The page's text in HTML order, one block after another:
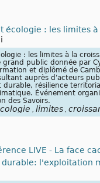
écologie : les limites
: les limites à la
grand public donnée par
et diplômé de
auprès d'acteurs
durable, résilience
Événement
des Savoirs.
limites
LIVE - La face
l'exploitation